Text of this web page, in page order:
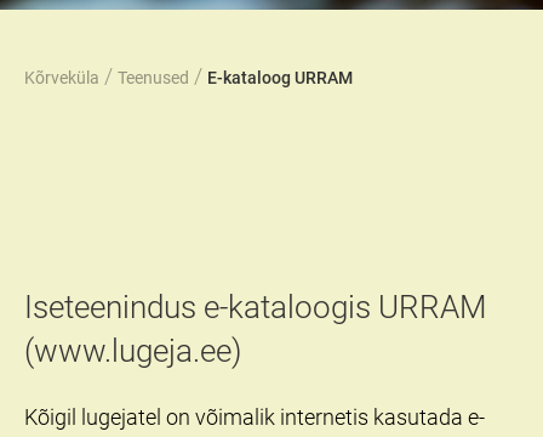
Kõrveküla / Teenused / E-kataloog URRAM
Iseteenindus e-kataloogis URRAM
(www.lugeja.ee)
Kõigil lugejatel on võimalik internetis kasutada e-